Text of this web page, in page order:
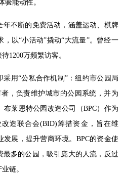
验能动性。
年不断的免费活动，涵盖运动、棋牌
以“小活动”撬动“大流量”。曾经一
1200万频繁访客。
采用“公私合作机制”：纽约市公园局
者，负责维护城市的公园系统，并为
莱恩特公园改造公司（BPC）作为
造联合会(BID)筹措资金，旨在维
展，提升营商环境。BPC的资金使
多的公园，吸引庞大的人流，反过
链。